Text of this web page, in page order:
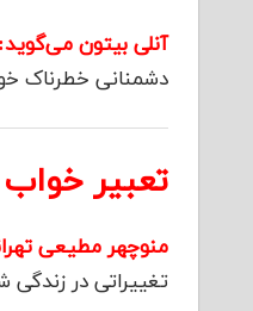
آنلی بیتون می‌گوید:
دشمنانی خطرناک
تعبیر
منوچهر مطیعی
تغییراتی در زندگی